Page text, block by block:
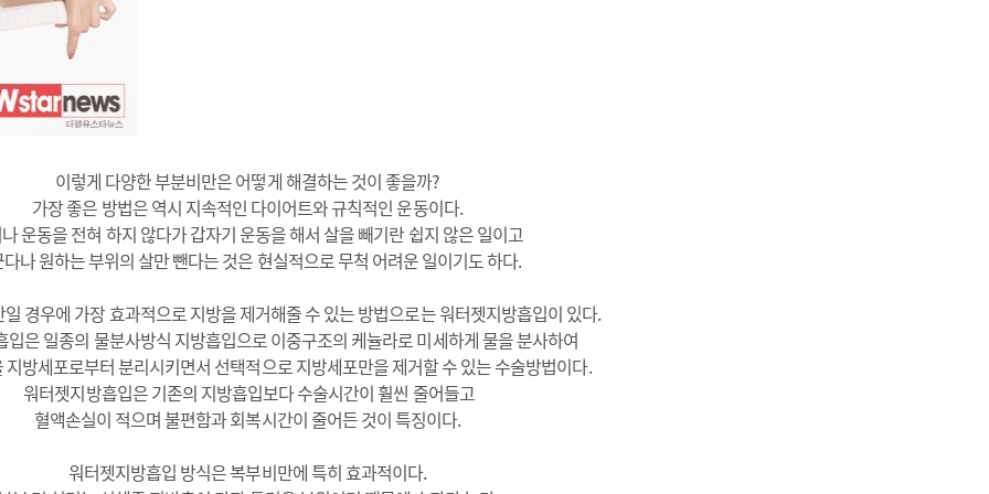
이렇게 다양한 부분비만은 어떻게 해결하는 것이 좋을까?
가장 좋은 방법은 역시 지속적인 다이어트와 규칙적인 운동이다.
운동을 전혀 하지 않다가 갑자기 운동을 해서 살을 빼기란 쉽지 않은 일이고
나 원하는 부위의 살만 뺀다는 것은 현실적으로 무척 어려운 일이기도 하다.
경우에 가장 효과적으로 지방을 제거해줄 수 있는 방법으로는 워터젯지방흡입이 있다.
입은 일종의 물분사방식 지방흡입으로 이중구조의 케뉼라로 미세하게 물을 분사하여
방세포로부터 분리시키면서 선택적으로 지방세포만을 제거할 수 있는 수술방법이다.
워터젯지방흡입은 기존의 지방흡입보다 수술시간이 훨씬 줄어들고
혈액손실이 적으며 불편함과 회복시간이 줄어든 것이 특징이다.
워터젯지방흡입 방식은 복부비만에 특히 효과적이다.